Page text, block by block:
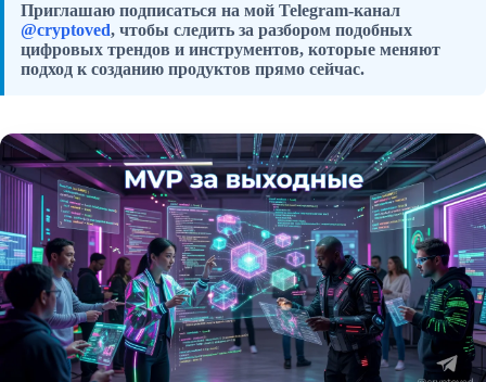
Приглашаю подписаться на мой Telegram-канал
@cryptoved, чтобы следить за разбором подобных
цифровых трендов и инструментов, которые меняют
подход к созданию продуктов прямо сейчас.